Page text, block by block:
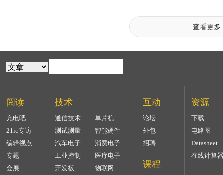
查看更多
阅读
充电吧
21ic专访
编辑视点
专题
会展
技术
通信技术
单片机
测试测量
智能硬件
汽车电子
消费电子
工业控制
医疗电子
开发板
物联网
互动
论坛
外包
招聘
课程
资源
下载
电路图
Datasheet
在线计算器